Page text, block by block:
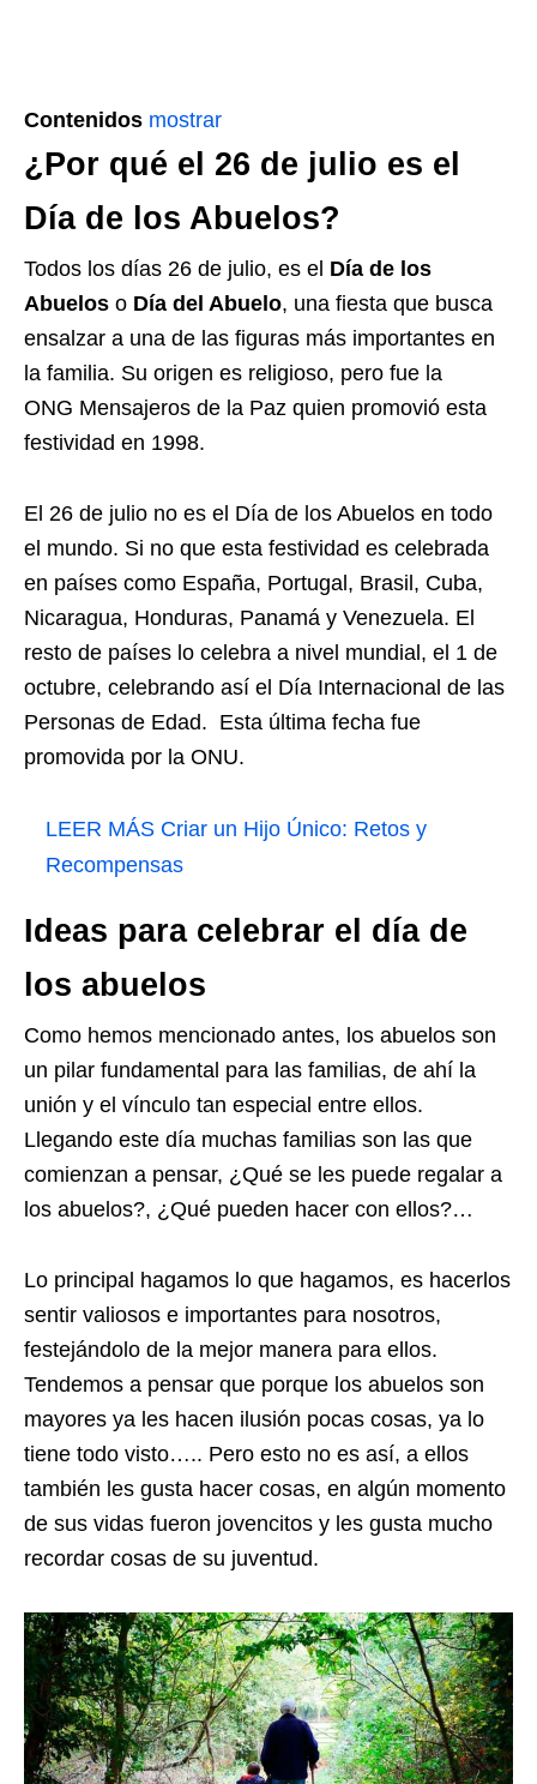
Contenidos mostrar
¿Por qué el 26 de julio es el
Día de los Abuelos?
Todos los días 26 de julio, es el Día de los
Abuelos o Día del Abuelo, una fiesta que busca
ensalzar a una de las figuras más importantes en
la familia. Su origen es religioso, pero fue la
ONG Mensajeros de la Paz quien promovió esta
festividad en 1998.
El 26 de julio no es el Día de los Abuelos en todo
el mundo. Si no que esta festividad es celebrada
en países como España, Portugal, Brasil, Cuba,
Nicaragua, Honduras, Panamá y Venezuela. El
resto de países lo celebra a nivel mundial, el 1 de
octubre, celebrando así el Día Internacional de las
Personas de Edad. Esta última fecha fue
promovida por la ONU.
LEER MÁS Criar un Hijo Único: Retos y
Recompensas
Ideas para celebrar el día de
los abuelos
Como hemos mencionado antes, los abuelos son
un pilar fundamental para las familias, de ahí la
unión y el vínculo tan especial entre ellos.
Llegando este día muchas familias son las que
comienzan a pensar, ¿Qué se les puede regalar a
los abuelos?, ¿Qué pueden hacer con ellos?…
Lo principal hagamos lo que hagamos, es hacerlos
sentir valiosos e importantes para nosotros,
festejándolo de la mejor manera para ellos.
Tendemos a pensar que porque los abuelos son
mayores ya les hacen ilusión pocas cosas, ya lo
tiene todo visto….. Pero esto no es así, a ellos
también les gusta hacer cosas, en algún momento
de sus vidas fueron jovencitos y les gusta mucho
recordar cosas de su juventud.